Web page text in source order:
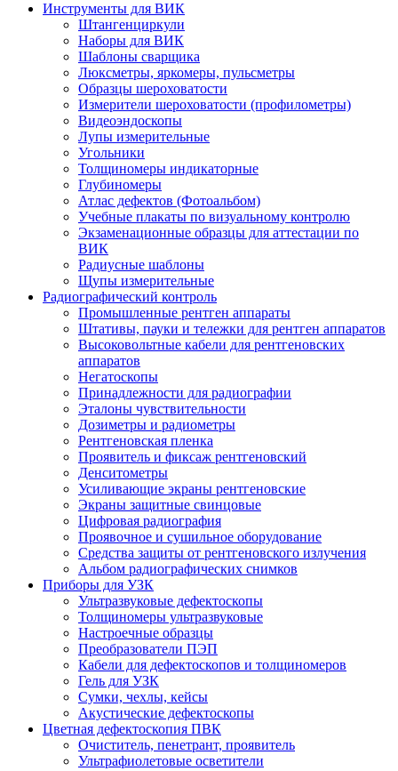
Инструменты для ВИК
Штангенциркули
Наборы для ВИК
Шаблоны сварщика
Люксметры, яркомеры, пульсметры
Образцы шероховатости
Измерители шероховатости (профилометры)
Видеоэндоскопы
Лупы измерительные
Угольники
Толщиномеры индикаторные
Глубиномеры
Атлас дефектов (Фотоальбом)
Учебные плакаты по визуальному контролю
Экзаменационные образцы для аттестации по
ВИК
Радиусные шаблоны
Щупы измерительные
Радиографический контроль
Промышленные рентген аппараты
Штативы, пауки и тележки для рентген аппаратов
Высоковольтные кабели для рентгеновских
аппаратов
Негатоскопы
Принадлежности для радиографии
Эталоны чувствительности
Дозиметры и радиометры
Рентгеновская пленка
Проявитель и фиксаж рентгеновский
Денситометры
Усиливающие экраны рентгеновские
Экраны защитные свинцовые
Цифровая радиография
Проявочное и сушильное оборудование
Средства защиты от рентгеновского излучения
Альбом радиографических снимков
Приборы для УЗК
Ультразвуковые дефектоскопы
Толщиномеры ультразвуковые
Настроечные образцы
Преобразователи ПЭП
Кабели для дефектоскопов и толщиномеров
Гель для УЗК
Сумки, чехлы, кейсы
Акустические дефектоскопы
Цветная дефектоскопия ПВК
Очиститель, пенетрант, проявитель
Ультрафиолетовые осветители